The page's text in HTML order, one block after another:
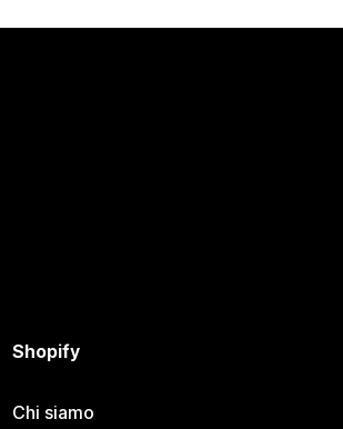
Shopify
Chi siamo